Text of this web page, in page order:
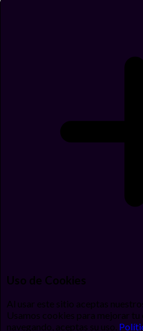
Uso de Cookies
Al usar este sitio aceptas
Usamos cookies para mejorar tu
navegando, aceptas su uso.